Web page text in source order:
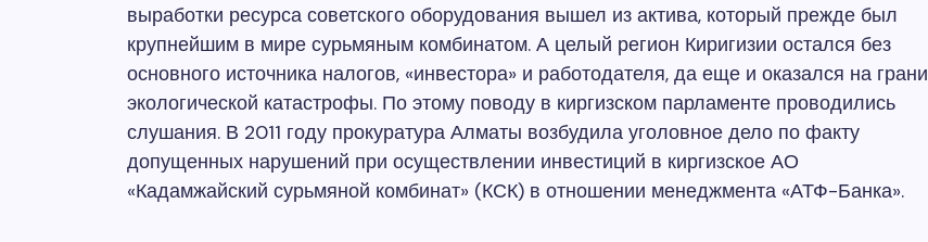
выработки ресурса советского оборудования вышел из актива, который прежде был
крупнейшим в мире сурьмяным комбинатом. А целый регион Киригизии остался без
основного источника налогов, «инвестора» и работодателя, да еще и оказался на грани
экологической катастрофы. По этому поводу в киргизском парламенте проводились
слушания. В 2011 году прокуратура Алматы возбудила уголовное дело по факту
допущенных нарушений при осуществлении инвестиций в киргизское АО
«Кадамжайский сурьмяной комбинат» (КСК) в отношении менеджмента «АТФ-Банка».